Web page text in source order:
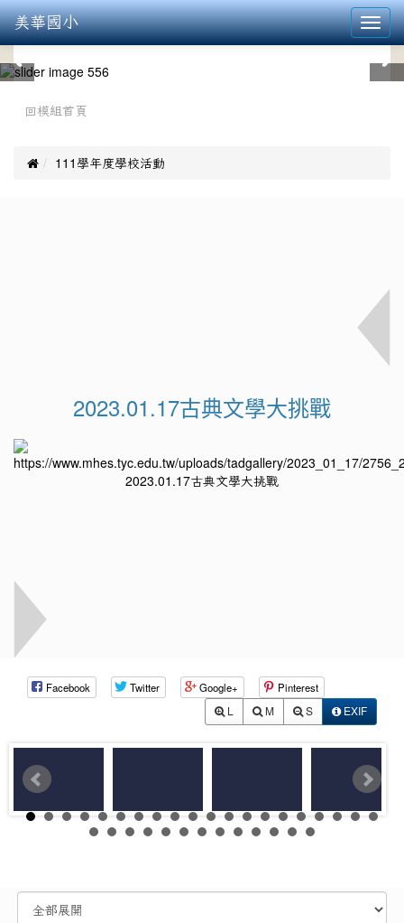
美華國小
回模組首頁
 111學年度學校活動
2023.01.17古典文學大挑戰
Facebook Twitter Google+ Pinterest
L M S EXIF